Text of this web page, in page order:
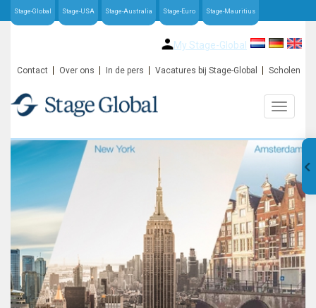
Stage-Global Stage-USA Stage-Australia Stage-Euro Stage-Mauritius
My Stage-Global
Contact Over ons In de pers Vacatures bij Stage-Global Scholen